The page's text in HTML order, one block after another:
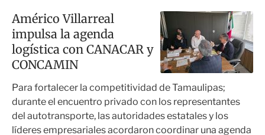
Américo Villarreal
impulsa la agenda
logística con CANACAR y
CONCAMIN
Para fortalecer la competitividad de Tamaulipas;
durante el encuentro privado con los representantes
del autotransporte, las autoridades estatales y los
líderes empresariales acordaron coordinar una agenda